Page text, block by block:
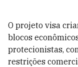
O projeto visa
blocos
protecionistas,
restrições